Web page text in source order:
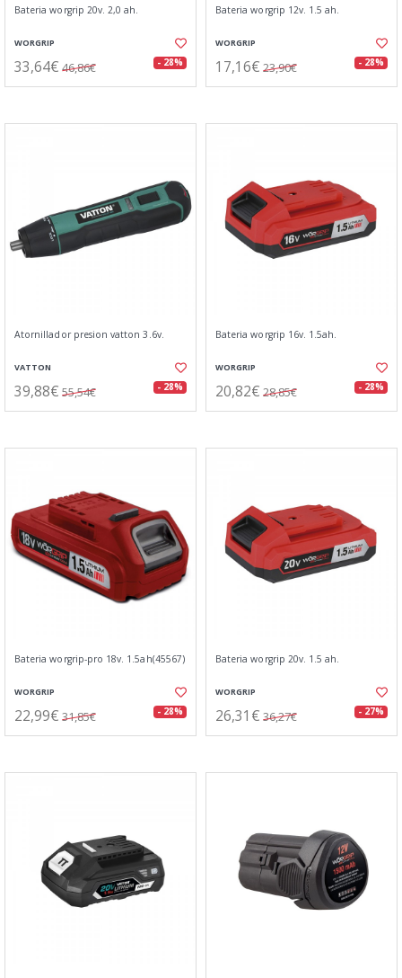
Bateria worgrip 20v. 2,0 ah.
WORGRIP
33,64€ 46,86€ - 28%
Bateria worgrip 12v. 1.5 ah.
WORGRIP
17,16€ 23,90€ - 28%
Atornillador presion vatton 3.6v.
VATTON
39,88€ 55,54€ - 28%
Bateria worgrip 16v. 1.5ah.
WORGRIP
20,82€ 28,85€ - 28%
Bateria worgrip-pro 18v. 1.5ah(45567)
WORGRIP
22,99€ 31,85€ - 28%
Bateria worgrip 20v. 1.5 ah.
WORGRIP
26,31€ 36,27€ - 27%